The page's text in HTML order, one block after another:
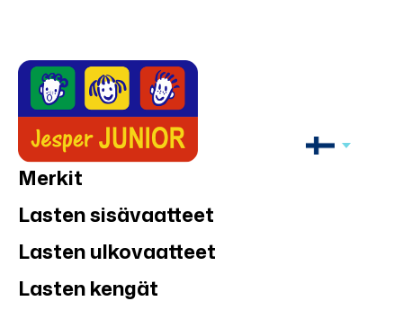
Merkit
Lasten sisävaatteet
Lasten ulkovaatteet
Lasten kengät